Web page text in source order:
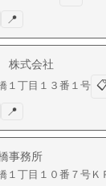
📍
株式会社
１丁目１３番１号
📍
事務所
１丁目１０番７号Ｋ